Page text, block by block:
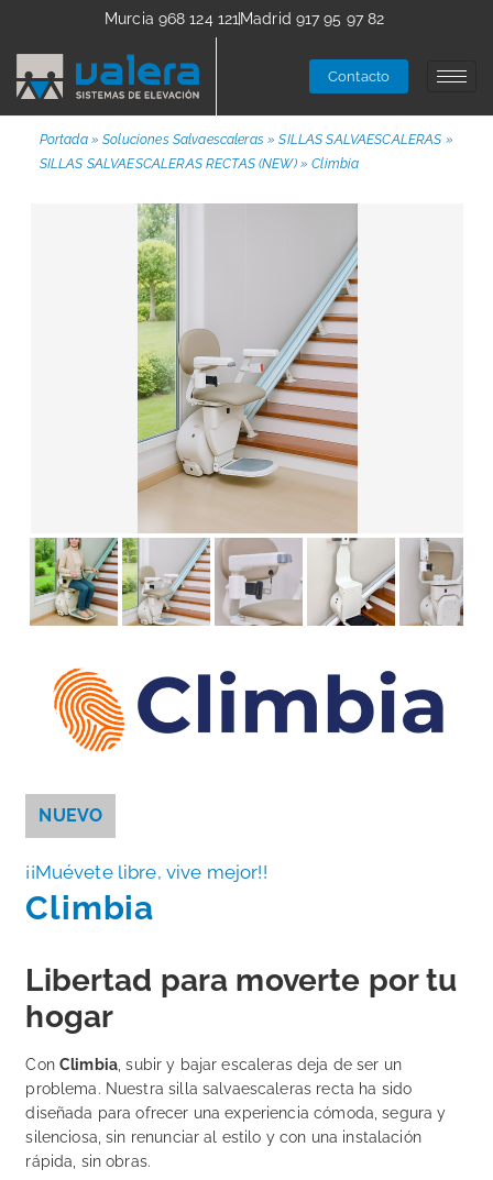
Murcia 968 124 121 Madrid 917 95 97 82
Contacto
Portada»Soluciones Salvaescaleras»SILLAS SALVAESCALERAS »
SILLAS SALVAESCALERAS RECTAS (NEW)»Climbia
NUEVO
¡¡Muévete libre, vive mejor!!
Climbia
Libertad para moverte por tu
hogar
Con Climbia , subir y bajar escaleras deja de ser un
problema. Nuestra silla salvaescaleras recta ha sido
diseñada para ofrecer una experiencia cómoda, segura y
silenciosa, sin renunciar al estilo y con una instalación
rápida, sin obras.